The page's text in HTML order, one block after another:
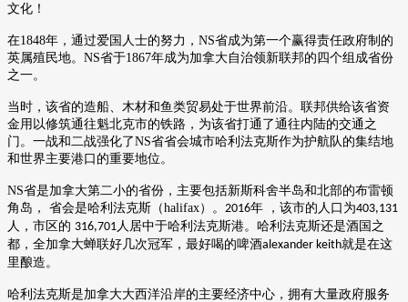
文化！
在1848年，通过爱国人士的努力， NS省成为第一个赢得责任政府制的
英属殖民地。 NS省于1867年成为加拿大自治领新联邦的四个组成省份
之一。
当时，该省的造船、木材和鱼类贸易处于世界前沿。联邦供给该省资
金用以修筑通往魁北克市的铁路，为该省打通了通往内陆的交通之
门。一战和二战强化了NS省省会城市哈利法克斯作为护航队的集结地
和世界主要港口的重要地位。
NS省是加拿大第二小的省份，主要包括新斯科舍半岛和北部的布雷顿
角岛，
省会是哈利法克斯（halifax）。 2016年 ，该市的人口为403,131
人，市区的 316,701 人居中于哈利法克斯港。哈利法克斯还是酒国之
都，全加拿大蝉联好几次冠军，最好喝的啤酒alexander keith就是在这
里酿造。
哈利法克斯是加拿大大西洋沿岸的主要经济中心，拥有大量政府服务